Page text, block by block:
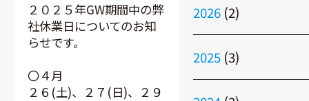
２０２５年GW期間中の弊
社休業日についてのお知
らせです。
〇４月
２６(土)、２７(日)、２９
2026 (2)
2025 (3)